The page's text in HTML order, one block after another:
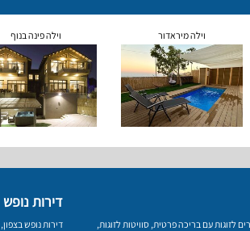
וילה מיראדור וילה פינה בנוף
לזוגות עם בריכה פרטית, סוויטות לזוגות,
דירות נופש
דירות נופש בצפון,